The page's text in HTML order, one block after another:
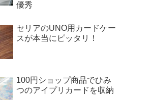
優秀
セリアのUNO用カードケー
スが本当にピッタリ！
100円ショップ商品でひみ
つのアイプリカードを収納